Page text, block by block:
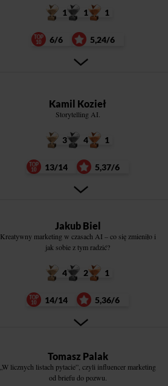
1 1 1
6/6 5,24/6
Kamil Kozieł
Storytelling AI.
3 4 1
13/14 5,37/6
Jakub Biel
Kreatywny marketing w czasach AI – co się zmieniło i
jak sobie z tym radzić?
4 2 1
14/14 5,36/6
Tomasz Palak
„W licznych listach pytacie”, czyli influencer marketing
od briefu do pozwu.